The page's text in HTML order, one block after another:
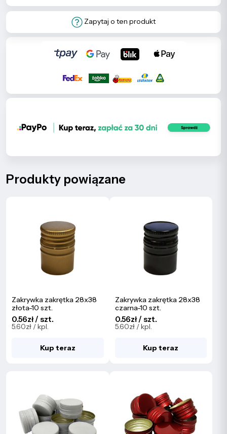
Zapytaj o ten produkt
Produkty powiązane
Zakrywka zakrętka 28x38
złota-10 szt.
0.56zł / szt.
5.60zł / kpl.
Kup teraz
Zakrywka zakrętka 28x38
czarna-10 szt.
0.56zł / szt.
5.60zł / kpl.
Kup teraz